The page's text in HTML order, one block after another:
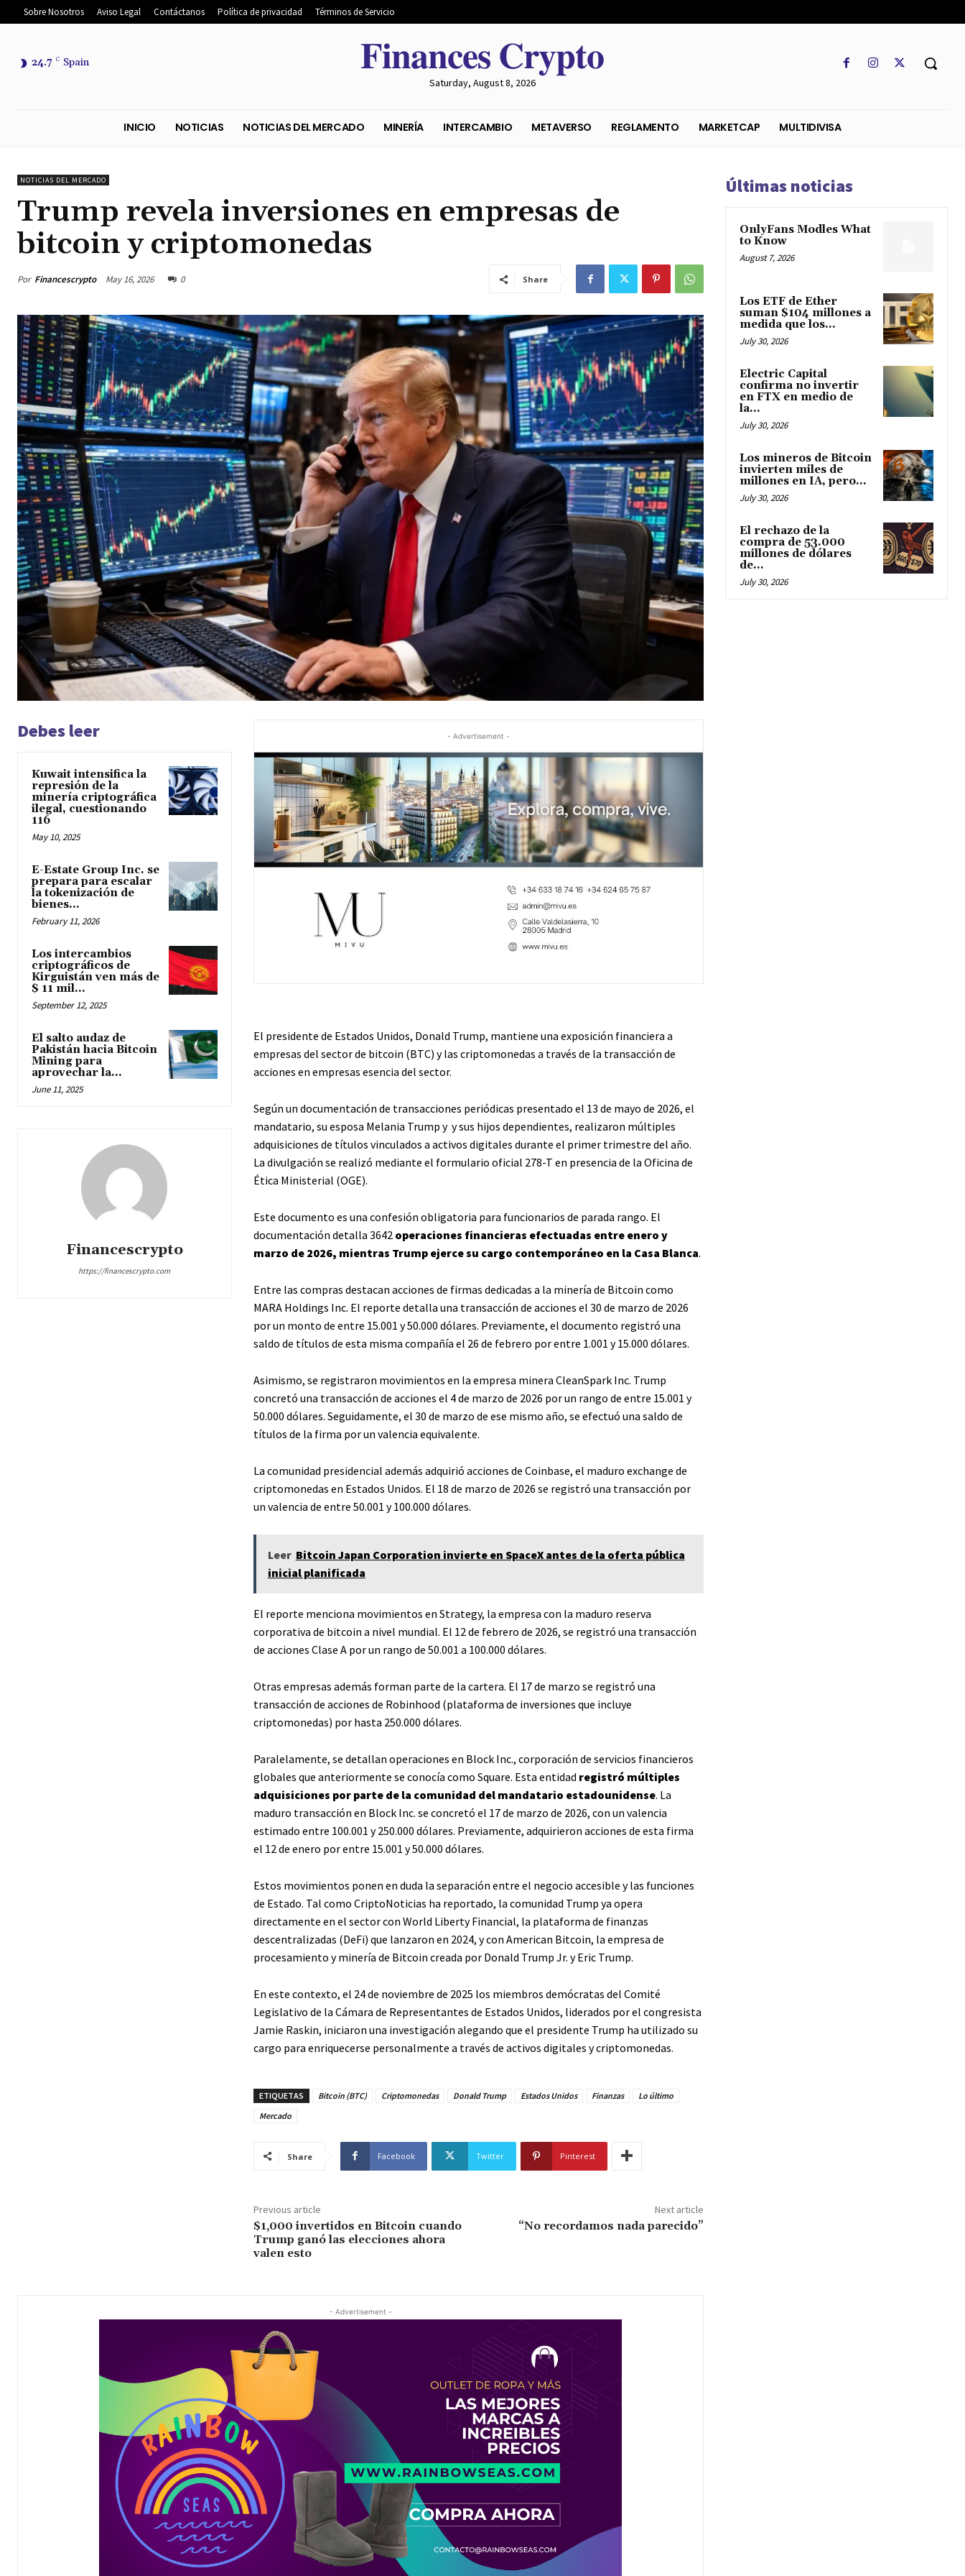
Sobre Nosotros Aviso Legal Contáctanos Política de privacidad Términos de Servicio
24.7 C Spain 𝐅𝐢𝐧𝐚𝐧𝐜𝐞𝐬 𝐂𝐫𝐲𝐩𝐭𝐨
Saturday, August 8, 2026
NOTICIAS DEL MERCADO
Trump revela inversiones en empresas de
bitcoin y criptomonedas
Por Financescrypto May 16, 2026 0 Share
Debes leer
Kuwait intensifica la
represión de la
minería criptográfica
ilegal, cuestionando
116
May 10, 2025
E-Estate Group Inc. se
prepara para escalar
la tokenización de
bienes...
February 11, 2026
Los intercambios
criptográficos de
Kirguistán ven más de
$ 11 mil...
September 12, 2025
El salto audaz de
Pakistán hacia Bitcoin
Mining para
aprovechar la...
June 11, 2025
Financescrypto
https://financescrypto.com
- Advertisement -
El presidente de Estados Unidos, Donald Trump, mantiene una exposición financiera a
empresas del sector de bitcoin (BTC) y las criptomonedas a través de la transacción de
acciones en empresas esencia del sector.
Según un documentación de transacciones periódicas presentado el 13 de mayo de 2026, el
mandatario, su esposa Melania Trump y y sus hijos dependientes, realizaron múltiples
adquisiciones de títulos vinculados a activos digitales durante el primer trimestre del año.
La divulgación se realizó mediante el formulario oficial 278-T en presencia de la Oficina de
Ética Ministerial (OGE).
Este documento es una confesión obligatoria para funcionarios de parada rango. El
documentación detalla 3642 operaciones financieras efectuadas entre enero y
marzo de 2026, mientras Trump ejerce su cargo contemporáneo en la Casa Blanca.
Entre las compras destacan acciones de firmas dedicadas a la minería de Bitcoin como
MARA Holdings Inc. El reporte detalla una transacción de acciones el 30 de marzo de 2026
por un monto de entre 15.001 y 50.000 dólares. Previamente, el documento registró una
saldo de títulos de esta misma compañía el 26 de febrero por entre 1.001 y 15.000 dólares.
Asimismo, se registraron movimientos en la empresa minera CleanSpark Inc. Trump
concretó una transacción de acciones el 4 de marzo de 2026 por un rango de entre 15.001 y
50.000 dólares. Seguidamente, el 30 de marzo de ese mismo año, se efectuó una saldo de
títulos de la firma por un valencia equivalente.
La comunidad presidencial además adquirió acciones de Coinbase, el maduro exchange de
criptomonedas en Estados Unidos. El 18 de marzo de 2026 se registró una transacción por
un valencia de entre 50.001 y 100.000 dólares.
Leer Bitcoin Japan Corporation invierte en SpaceX antes de la oferta pública
inicial planificada
El reporte menciona movimientos en Strategy, la empresa con la maduro reserva
corporativa de bitcoin a nivel mundial. El 12 de febrero de 2026, se registró una transacción
de acciones Clase A por un rango de 50.001 a 100.000 dólares.
Otras empresas además forman parte de la cartera. El 17 de marzo se registró una
transacción de acciones de Robinhood (plataforma de inversiones que incluye
criptomonedas) por hasta 250.000 dólares.
Paralelamente, se detallan operaciones en Block Inc., corporación de servicios financieros
globales que anteriormente se conocía como Square. Esta entidad registró múltiples
adquisiciones por parte de la comunidad del mandatario estadounidense. La
maduro transacción en Block Inc. se concretó el 17 de marzo de 2026, con un valencia
estimado entre 100.001 y 250.000 dólares. Previamente, adquirieron acciones de esta firma
el 12 de enero por entre 15.001 y 50.000 dólares.
Estos movimientos ponen en duda la separación entre el negocio accesible y las funciones
de Estado. Tal como CriptoNoticias ha reportado, la comunidad Trump ya opera
directamente en el sector con World Liberty Financial, la plataforma de finanzas
descentralizadas (DeFi) que lanzaron en 2024, y con American Bitcoin, la empresa de
procesamiento y minería de Bitcoin creada por Donald Trump Jr. y Eric Trump.
En este contexto, el 24 de noviembre de 2025 los miembros demócratas del Comité
Legislativo de la Cámara de Representantes de Estados Unidos, liderados por el congresista
Jamie Raskin, iniciaron una investigación alegando que el presidente Trump ha utilizado su
cargo para enriquecerse personalmente a través de activos digitales y criptomonedas.
ETIQUETAS Bitcoin (BTC) Criptomonedas Donald Trump Estados Unidos Finanzas
Lo último
Mercado
Share Facebook Twitter Pinterest
Previous article
$1,000 invertidos en Bitcoin cuando
Trump ganó las elecciones ahora
valen esto
Next article
“No recordamos nada parecido”
- Advertisement -
Últimas noticias
OnlyFans Modles What
to Know
August 7, 2026
Los ETF de Ether
suman $104 millones a
medida que los...
July 30, 2026
Electric Capital
confirma no invertir
en FTX en medio de
la...
July 30, 2026
Los mineros de Bitcoin
invierten miles de
millones en IA, pero...
July 30, 2026
El rechazo de la
compra de 53.000
millones de dólares
de...
July 30, 2026